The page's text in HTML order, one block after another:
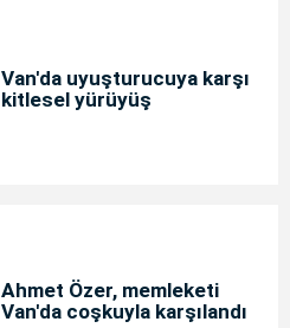
Van'da uyuşturucuya karşı
kitlesel yürüyüş
Ahmet Özer, memleketi
Van'da coşkuyla karşılandı